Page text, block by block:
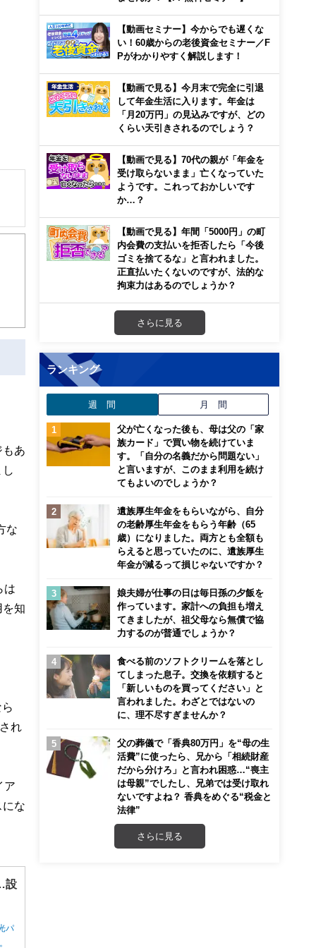
もあ
な
は
を知
れ
ア
にな
設
パ
【動画セミナー】今からでも遅くな
い！60歳からの老後資金セミナー／F
Pがわかりやすく解説します！
【動画で見る】今月末で完全に引退
して年金生活に入ります。年金は
「月20万円」の見込みですが、どの
くらい天引きされるのでしょう？
【動画で見る】70代の親が「年金を
受け取らないまま」亡くなっていた
ようです。これっておかしいです
か…？
【動画で見る】年間「5000円」の町
内会費の支払いを拒否したら「今後
ゴミを捨てるな」と言われました。
正直払いたくないのですが、法的な
拘束力はあるのでしょうか？
さらに見る
ランキング
週 間 月 間
父が亡くなった後も、母は父の「家
族カード」で買い物を続けていま
す。「自分の名義だから問題ない」
と言いますが、このまま利用を続け
てもよいのでしょうか？
遺族厚生年金をもらいながら、自分
の老齢厚生年金をもらう年齢（65
歳）になりました。両方とも全額も
らえると思っていたのに、遺族厚生
年金が減るって損じゃないですか？
娘夫婦が仕事の日は毎日孫の夕飯を
作っています。家計への負担も増え
てきましたが、祖父母なら無償で協
力するのが普通でしょうか？
食べる前のソフトクリームを落とし
てしまった息子。交換を依頼すると
「新しいものを買ってください」と
言われました。わざとではないの
に、理不尽すぎませんか？
父の葬儀で「香典80万円」を“母の生
活費”に使ったら、兄から「相続財産
だから分けろ」と言われ困惑…“喪主
は母親”でしたし、兄弟では受け取れ
ないですよね？ 香典をめぐる“税金と
法律”
さらに見る